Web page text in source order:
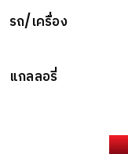
รถ/เครื่อง
แกลลอรี่